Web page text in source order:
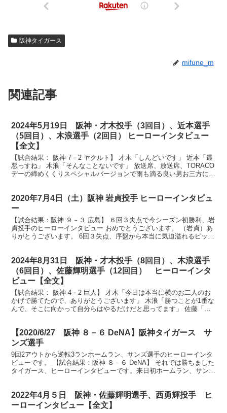
阪神タイガース
mifune_m
関連記事
2024年5月19日 阪神・才木投手（3回目）、近本選手
（5回目）、木浪選手（2回目） ヒーローインタビュー
【全文】
【試合結果： 阪神 7－2 ヤクルト】 才木「しんどいです」 近本「最
悪っすね」 木浪「そんなことないです」 放送席、放送席、TORACO
デーの締めくくりスペシャルバージョンで雨も滴る良い男お三方にお
2020年7月4日（土）阪神 岩貞投手 ヒーローインタビュ
ー
【試合結果：阪神 ９－３ 広島】 ６回３失点で今シーズン初勝利、岩
貞投手のヒーローインタビュー おめでとうございます。 （岩貞）あ
りがとうございます。 6回３失点、序盤から本当に気迫溢れるピッチ
2024年8月31日 阪神・才木投手（8回目）、木浪選手
（6回目）、佐藤輝明選手（12回目） ヒーローインタ
ビュー【全文】
【試合結果： 阪神 4－2 巨人】 才木「今日は本当に横のお二人のお
かげで勝てたので、ありがとうございます」 木浪「勝つことが1番な
んで、そこに向かって自分らはやるだけだと思ってます」 佐藤「内
【2020/6/27 阪神 ８－６ DeNA】阪神タイガース サ
ンズ選手
9回2アウトから逆転3ランホームラン、サンズ選手のヒーローインタ
ビューです。 【試合結果：阪神 ８－６ DeNA】 それでは勝ちました
タイガース、ヒーローインタビューです。来日初ホームラン、サンズ
2022年4月５日 阪神・佐藤輝明選手、西勇輝投手 ヒ
ーローインタビュー【全文】